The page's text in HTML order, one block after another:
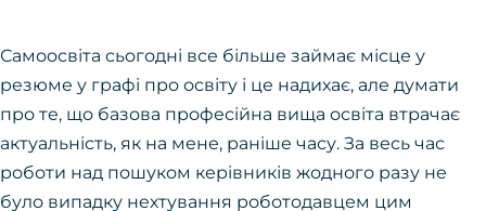
Самоосвіта сьогодні все більше займає місце у
резюме у графі про освіту і це надихає, але думати
про те, що базова професійна вища освіта втрачає
актуальність, як на мене, раніше часу. За весь час
роботи над пошуком керівників жодного разу не
було випадку нехтування роботодавцем цим